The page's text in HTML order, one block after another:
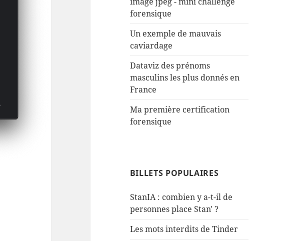
forensique
Un exemple de mauvais
caviardage
Dataviz des prénoms
masculins les plus donnés en
France
Ma première certification
forensique
BILLETS POPULAIRES
StanIA : combien y a-t-il de
personnes place Stan' ?
Les mots interdits de Tinder